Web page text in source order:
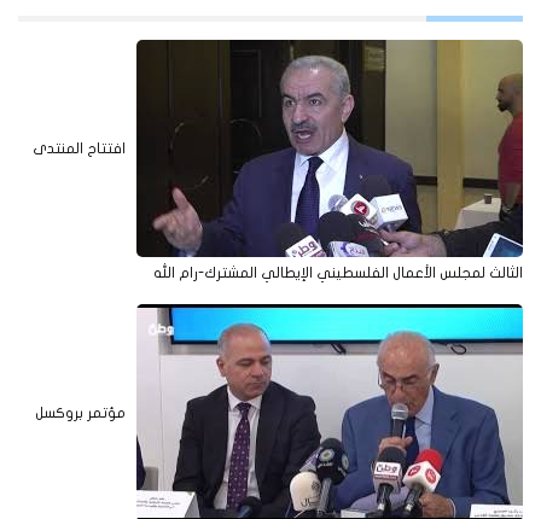
تبحث تأسيس مجلس أعمال فلسطيني -
هندي مشترك
الجمعية تلتقي القنصل الروسي لدى دولة
فلسطين
افتتاح المنتدى
الثالث لمجلس الأعمال الفلسطيني الإيطالي المشترك-رام الله
مؤتمر بروكسل